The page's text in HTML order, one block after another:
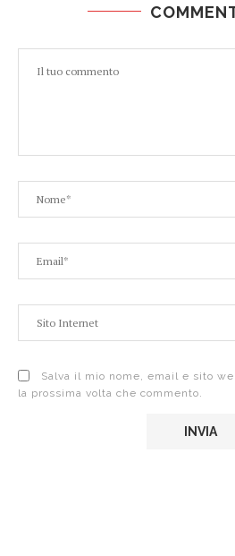
Salva il mio nome, email e sito
la prossima volta che commento.